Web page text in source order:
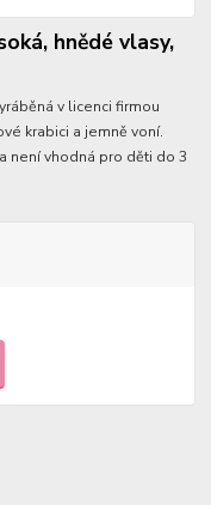
hnědé vlasy,
v licenci firmou
krabici a jemně voní.
není vhodná pro děti do 3